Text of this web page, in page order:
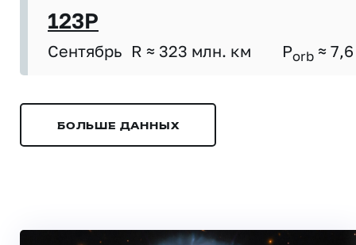
123P
Сентябрь R ≈ 323 млн. км Porb ≈ 7,6
БОЛЬШЕ ДАННЫХ